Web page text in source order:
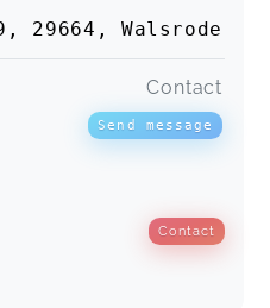
29664, Walsrode
Contact
Send message
Contact